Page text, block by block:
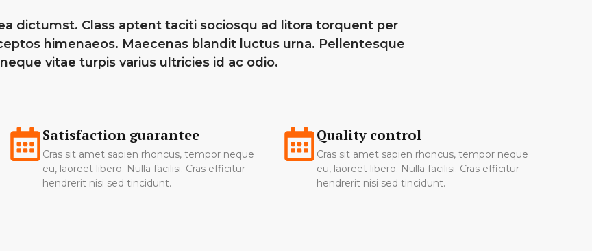
dictumst. Class aptent taciti sociosqu ad litora torquent per
himenaeos. Maecenas blandit luctus urna. Pellentesque
vitae turpis varius ultricies id ac odio.
Satisfaction guarantee
Cras sit amet sapien rhoncus, tempor neque
eu, laoreet libero. Nulla facilisi. Cras efficitur
hendrerit nisi sed tincidunt.
Quality control
Cras sit amet sapien rhoncus, tempor neque
eu, laoreet libero. Nulla facilisi. Cras efficitur
hendrerit nisi sed tincidunt.